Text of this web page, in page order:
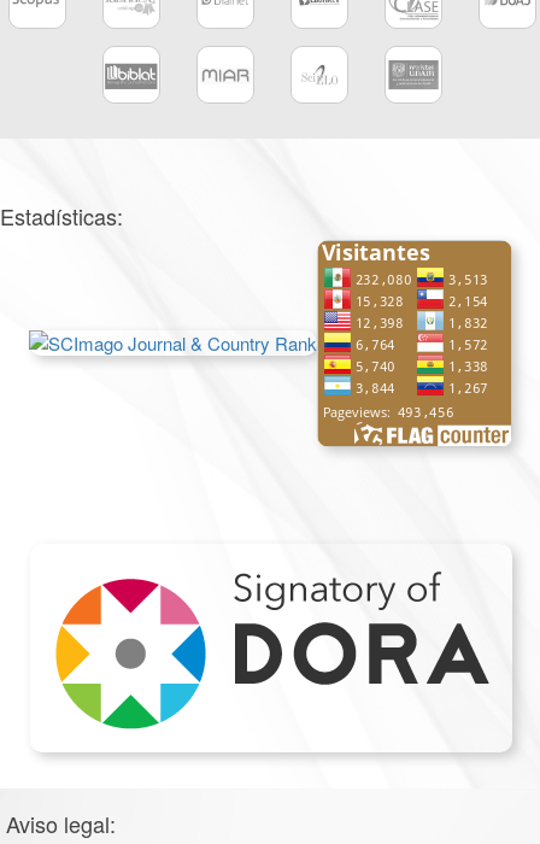
Estadísticas:
Aviso legal: